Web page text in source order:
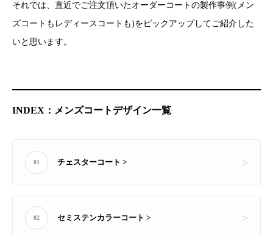
それでは、直近でご注文頂いたオーダーコートの製作事例(メン
ズコートもレディースコートも)をピックアップしてご紹介した
いと思います。
INDEX：メンズコートデザイン一覧
01 チェスターコート >
02 セミステンカラーコート >